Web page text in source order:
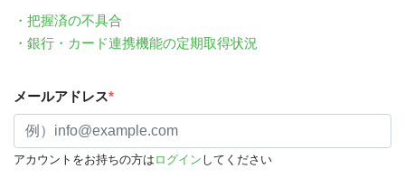
・把握済の不具合
・銀行・カード連携機能の定期取得状況
メールアドレス*
アカウントをお持ちの方は ログイン してください